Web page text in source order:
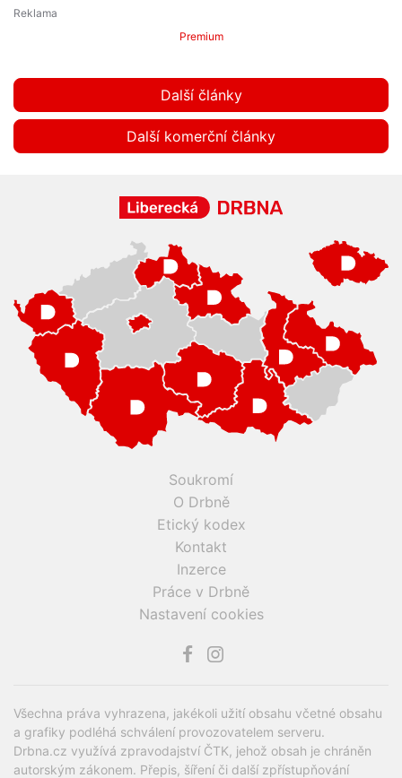
Premium
Další články
Další komerční články
Soukromí
O Drbně
Etický kodex
Kontakt
Inzerce
Práce v Drbně
Nastavení cookies
Všechna práva vyhrazena, jakékoli užití obsahu včetné obsahu
a grafiky podléhá schválení provozovatelem serveru.
Drbna.cz využívá zpravodajství ČTK, jehož obsah je chráněn
autorským zákonem. Přepis, šíření či další zpřístupňování